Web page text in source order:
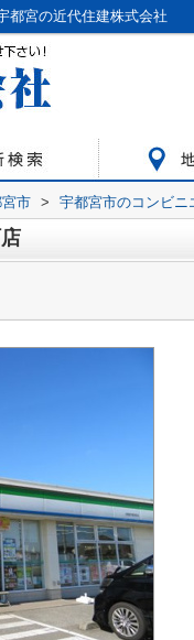
都宮の近代住建株式会社
市 > 宇都宮市のコンビニ